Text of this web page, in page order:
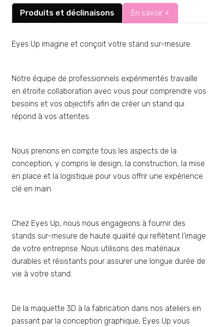
Produits et déclinaisons En savoir +
Eyes Up imagine et conçoit votre stand sur-mesure.
Notre équipe de professionnels expérimentés travaille
en étroite collaboration avec vous pour comprendre vos
besoins et vos objectifs afin de créer un stand qui
répond à vos attentes.
Nous prenons en compte tous les aspects de la
conception, y compris le design, la construction, la mise
en place et la logistique pour vous offrir une expérience
clé en main.
Chez Eyes Up, nous nous engageons à fournir des
stands sur-mesure de haute qualité qui reflètent l’image
de votre entreprise. Nous utilisons des matériaux
durables et résistants pour assurer une longue durée de
vie à votre stand.
De la maquette 3D à la fabrication dans nos ateliers en
passant par la conception graphique, Eyes Up vous